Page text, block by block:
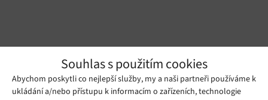
Souhlas s použitím cookies
Abychom poskytli co nejlepší služby, my a naši partneři používáme k
ukládání a/nebo přístupu k informacím o zařízeních, technologie